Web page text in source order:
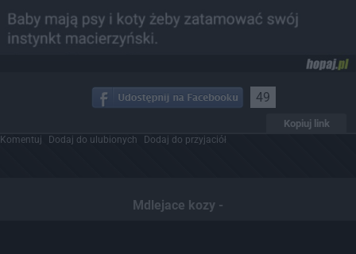
49
Kopiuj link
Komentuj Dodaj do ulubionych Dodaj do przyjaciół
Mdlejace kozy -